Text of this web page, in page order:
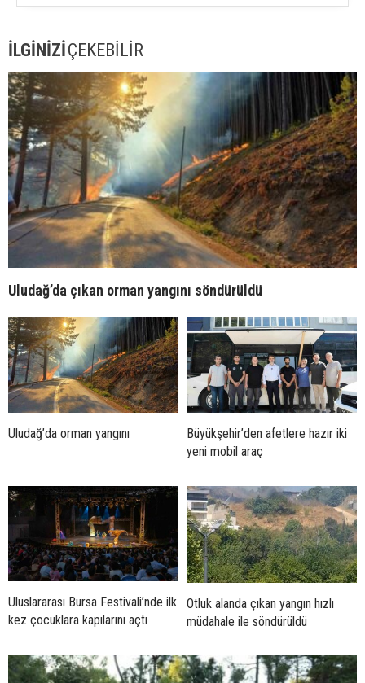
İLGİNİZİÇEKEBİLİR
Uludağ’da çıkan orman yangını söndürüldü
Uludağ’da orman yangını
Büyükşehir’den afetlere hazır iki
yeni mobil araç
Uluslararası Bursa Festivali’nde ilk
kez çocuklara kapılarını açtı
Otluk alanda çıkan yangın hızlı
müdahale ile söndürüldü